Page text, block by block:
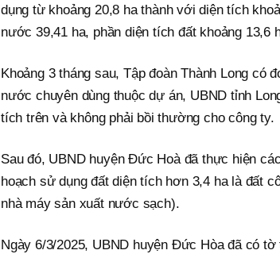
dụng từ khoảng 20,8 ha thành với diện tích
nước 39,41 ha, phần diện tích đất khoảng 13,6
Khoảng 3 tháng sau, Tập đoàn Thành Long có
nước chuyên dùng thuộc dự án, UBND tỉnh
tích trên và không phải bồi thường cho công ty.
Sau đó, UBND huyện Đức Hoà đã thực hiện
hoạch sử dụng đất diện tích hơn 3,4 ha là đất
nhà máy sản xuất nước sạch).
Ngày 6/3/2025, UBND huyện Đức Hòa đã có